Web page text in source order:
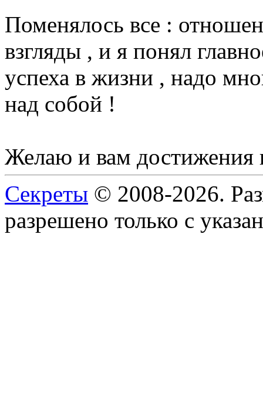
Поменялось все :
взгляды , и я понял
успеха в жизни , надо
над собой !
Желаю и вам достижения
Секреты © 2008-2026.
разрешено только с